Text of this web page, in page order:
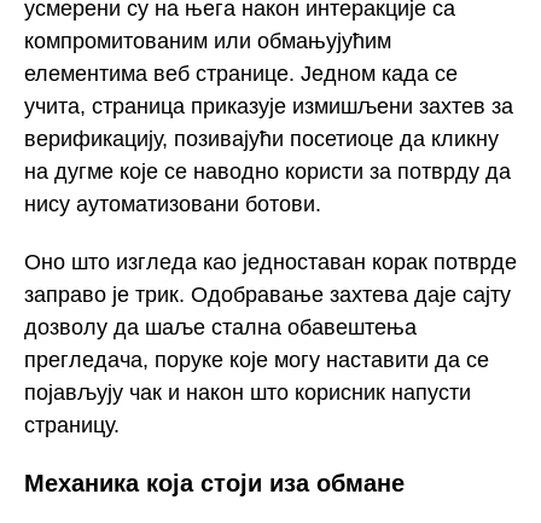
усмерени су на њега након интеракције са
компромитованим или обмањујућим
елементима веб странице. Једном када се
учита, страница приказује измишљени захтев за
верификацију, позивајући посетиоце да кликну
на дугме које се наводно користи за потврду да
нису аутоматизовани ботови.
Оно што изгледа као једноставан корак потврде
заправо је трик. Одобравање захтева даје сајту
дозволу да шаље стална обавештења
прегледача, поруке које могу наставити да се
појављују чак и након што корисник напусти
страницу.
Механика која стоји иза обмане